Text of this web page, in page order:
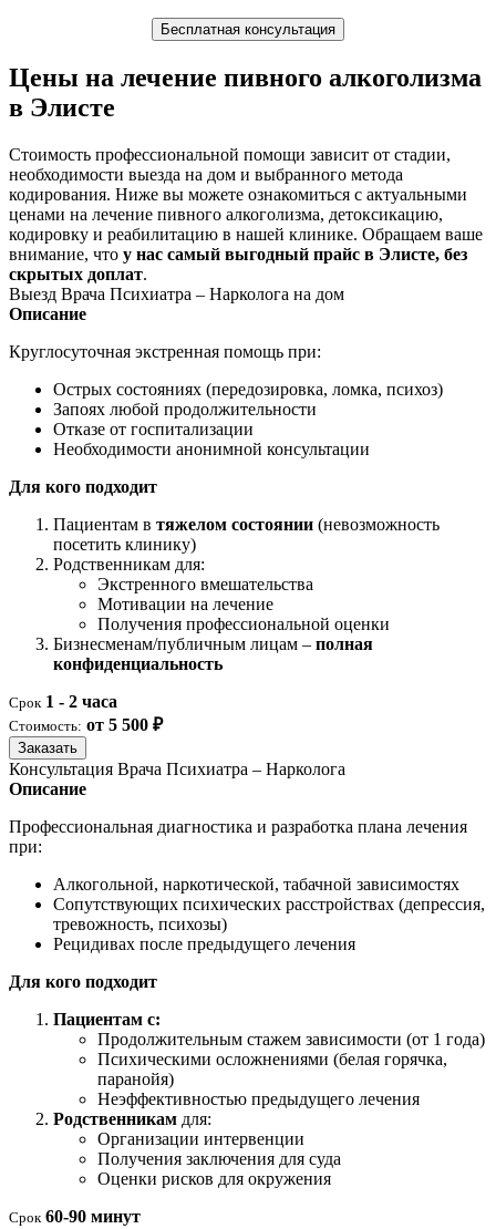
Бесплатная консультация
Цены на лечение пивного алкоголизма
в Элисте
Стоимость профессиональной помощи зависит от стадии,
необходимости выезда на дом и выбранного метода
кодирования. Ниже вы можете ознакомиться с актуальными
ценами на лечение пивного алкоголизма, детоксикацию,
кодировку и реабилитацию в нашей клинике. Обращаем ваше
внимание, что у нас самый выгодный прайс в Элисте, без
скрытых доплат.
Выезд Врача Психиатра – Нарколога на дом
Описание
Круглосуточная экстренная помощь при:
Острых состояниях (передозировка, ломка, психоз)
Запоях любой продолжительности
Отказе от госпитализации
Необходимости анонимной консультации
Для кого подходит
Пациентам в тяжелом состоянии (невозможность
посетить клинику)
Родственникам для:
Экстренного вмешательства
Мотивации на лечение
Получения профессиональной оценки
Бизнесменам/публичным лицам – полная
конфиденциальность
Срок 1 - 2 часа
Стоимость: от 5 500 ₽
Заказать
Консультация Врача Психиатра – Нарколога
Описание
Профессиональная диагностика и разработка плана лечения
при:
Алкогольной, наркотической, табачной зависимостях
Сопутствующих психических расстройствах (депрессия,
тревожность, психозы)
Рецидивах после предыдущего лечения
Для кого подходит
Пациентам с:
Продолжительным стажем зависимости (от 1 года)
Психическими осложнениями (белая горячка,
паранойя)
Неэффективностью предыдущего лечения
Родственникам для:
Организации интервенции
Получения заключения для суда
Оценки рисков для окружения
Срок 60-90 минут